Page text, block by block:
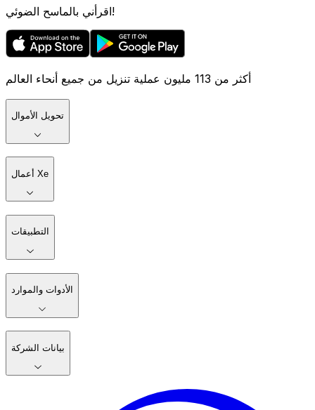
اقرأني بالماسح الضوئي!
أكثر من 113 مليون عملية تنزيل من جميع أنحاء العالم
تحويل الأموال
أعمال Xe
التطبيقات
الأدوات والموارد
بيانات الشركة